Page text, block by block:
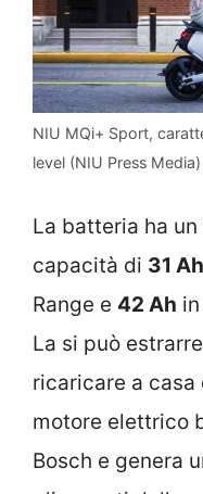
NIU MQi+ Sport,
level (NIU Press
La batteria ha
capacità di 31 Ah
Range e 42 Ah
La si può
ricaricare a
motore elettrico
Bosch e genera